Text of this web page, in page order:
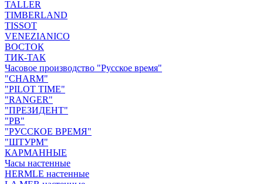
TALLER
TIMBERLAND
TISSOT
VENEZIANICO
ВОСТОК
ТИК-ТАК
Часовое производство "Русское время"
"CHARM"
"PILOT TIME"
"RANGER"
"ПРЕЗИДЕНТ"
"РВ"
"РУССКОЕ ВРЕМЯ"
"ШТУРМ"
КАРМАННЫЕ
Часы настенные
HERMLE настенные